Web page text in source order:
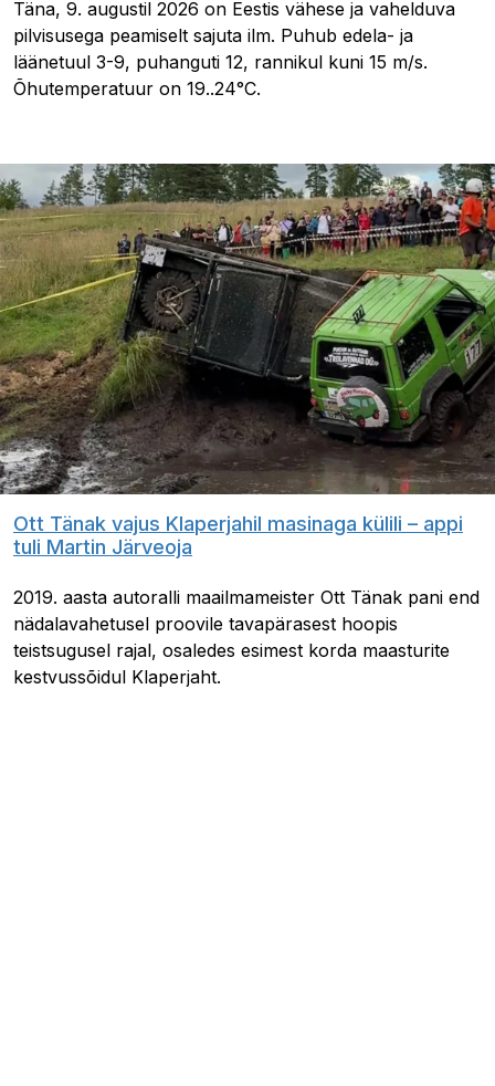
Täna, 9. augustil 2026 on Eestis vähese ja vahelduva
pilvisusega peamiselt sajuta ilm. Puhub edela- ja
läänetuul 3-9, puhanguti 12, rannikul kuni 15 m/s.
Õhutemperatuur on 19..24°C.
Ott Tänak vajus Klaperjahil masinaga külili – appi
tuli Martin Järveoja
2019. aasta autoralli maailmameister Ott Tänak pani end
nädalavahetusel proovile tavapärasest hoopis
teistsugusel rajal, osaledes esimest korda maasturite
kestvussõidul Klaperjaht.